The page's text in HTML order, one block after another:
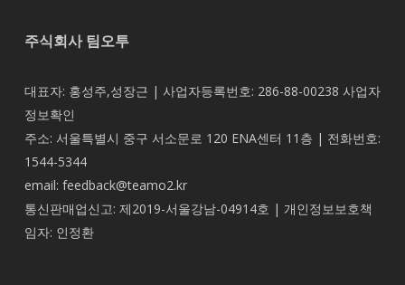
주식회사 팀오투
대표자: 홍성주,성장근 | 사업자등록번호: 286-88-00238 사업자
정보확인
주소: 서울특별시 중구 서소문로 120 ENA센터 11층 | 전화번호:
1544-5344
email: feedback@teamo2.kr
통신판매업신고: 제2019-서울강남-04914호 | 개인정보보호책
임자: 인정환